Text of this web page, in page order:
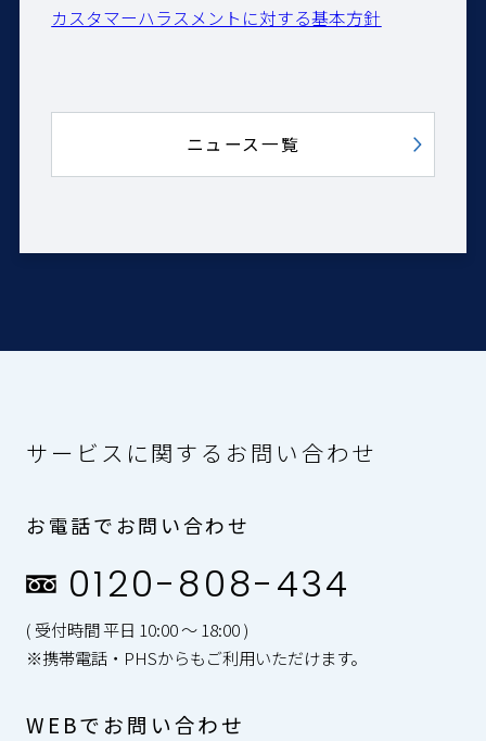
カスタマーハラスメントに対する基本方針
ニュース一覧
サービスに関するお問い合わせ
お電話でお問い合わせ
0120-808-434
( 受付時間 平日 10:00 〜 18:00 )
※携帯電話・PHSからもご利用いただけます。
WEBでお問い合わせ